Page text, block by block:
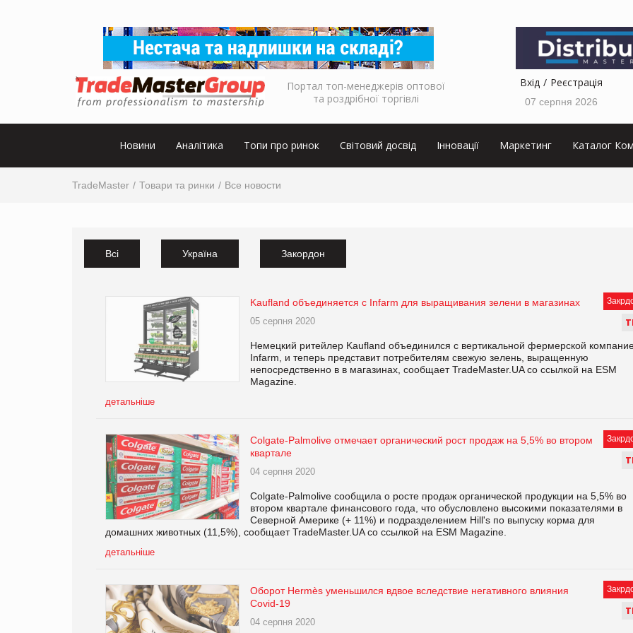
Портал топ-менеджерів оптової
та роздрібної торгівлі
Вхід Реєстрація
07 серпня 2026
Новини Аналітика Топи про ринок Світовий досвід Інновації Маркетинг Каталог
TradeMaster Товари та ринки Все новости
Всі Україна Закордон
Т
Kaufland объединяется с Infarm для выращивания зелени в магазинах
05 серпня 2020
Немецкий ритейлер Kaufland объединился с вертикальной фермерской
Infarm, и теперь представит потребителям свежую зелень, выращенную
непосредственно в в магазинах, сообщает TradeMaster.UA со ссылкой на ESM
Magazine.
детальніше
Т
Colgate-Palmolive отмечает органический рост продаж на 5,5% во втором
квартале
04 серпня 2020
Colgate-Palmolive сообщила о росте продаж органической продукции на 5,5% во
втором квартале финансового года, что обусловлено высокими показателями в
Северной Америке (+ 11%) и подразделением Hill's по выпуску корма для
домашних животных (11,5%), сообщает TradeMaster.UA со ссылкой на ESM Magazine.
детальніше
Т
Оборот Hermès уменьшился вдвое вследствие негативного влияния
Covid-19
04 серпня 2020